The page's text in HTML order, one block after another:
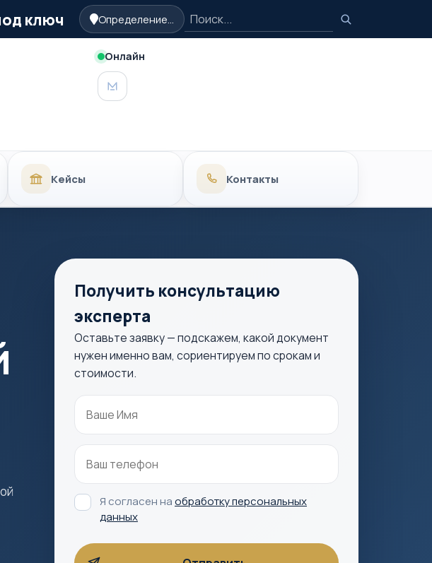
ключ Определение... Поиск
Поиск
Онлайн
MAX
Кейсы Контакты
Получить консультацию
эксперта
Оставьте заявку — подскажем, какой документ
нужен именно вам, сориентируем по срокам и
стоимости.
Я согласен наобработку персональных
данных